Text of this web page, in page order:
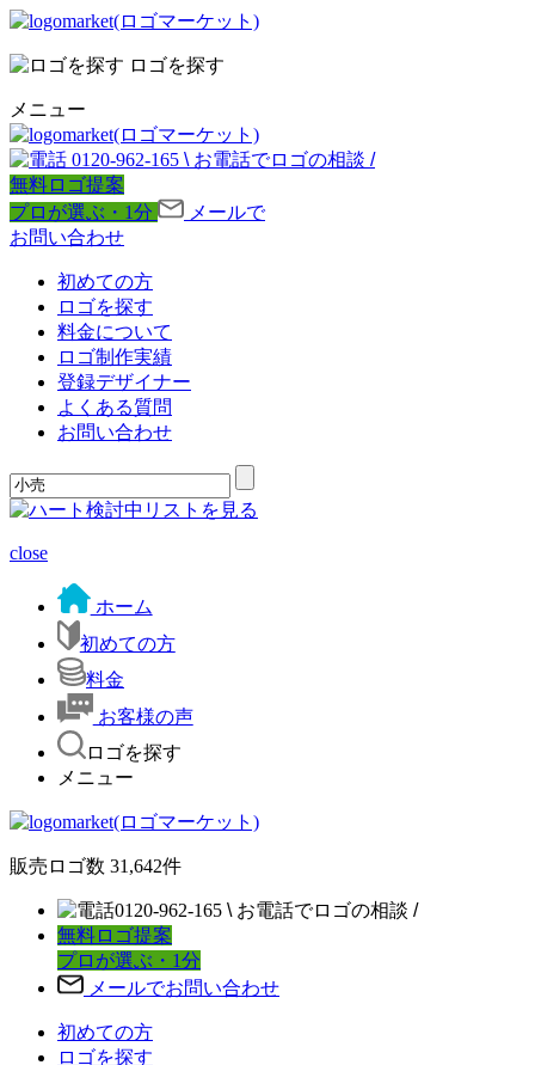
ロゴを探す
メニュー
0120-962-165 \ お電話でロゴの相談 /
無料ロゴ提案
プロが選ぶ・1分
メールで
お問い合わせ
初めての方
ロゴを探す
料金について
ロゴ制作実績
登録デザイナー
よくある質問
お問い合わせ
検討中リストを見る
close
ホーム
初めての方
料金
お客様の声
ロゴを探す
メニュー
販売ロゴ数 31,642件
0120-962-165 \ お電話でロゴの相談 /
無料ロゴ提案
プロが選ぶ・1分
メールでお問い合わせ
初めての方
ロゴを探す